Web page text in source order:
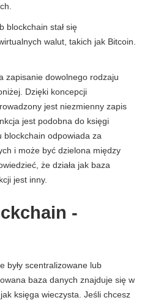
blockchain stał się
walut, takich jak Bitcoin.
zapisanie dowolnego rodzaju
Dzięki koncepcji
jest niezmienny zapis
jest podobna do księgi
blockchain odpowiada za
i może być dzielona między
że działa jak baza
jest inny.
-
były scentralizowane lub
baza danych znajduje się w
księga wieczysta. Jeśli chcesz